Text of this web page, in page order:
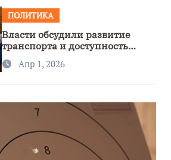
ПОЛИТИКА
Власти обсудили развитие
транспорта и доступность
региона
Апр 1, 2026